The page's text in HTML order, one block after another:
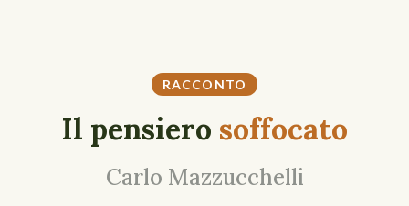
RACCONTO
Il pensiero soffocato
Carlo Mazzucchelli